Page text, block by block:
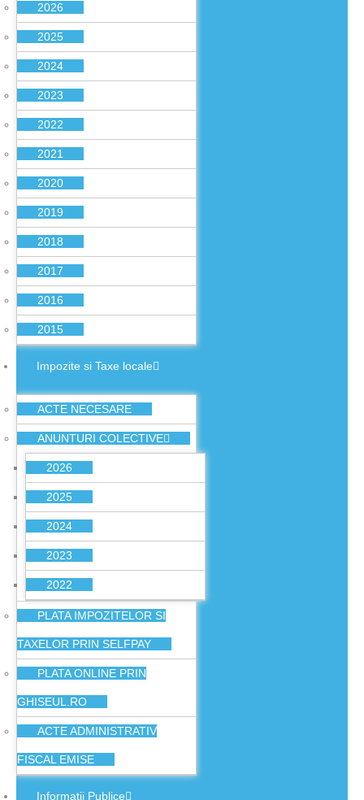
2026
2025
2024
2023
2022
2021
2020
2019
2018
2017
2016
2015
Impozite si Taxe locale
ACTE NECESARE
ANUNTURI COLECTIVE
2026
2025
2024
2023
2022
PLATA IMPOZITELOR SI
TAXELOR PRIN SELFPAY
PLATA ONLINE PRIN
GHISEUL.RO
ACTE ADMINISTRATIV
FISCAL EMISE
Informatii Publice